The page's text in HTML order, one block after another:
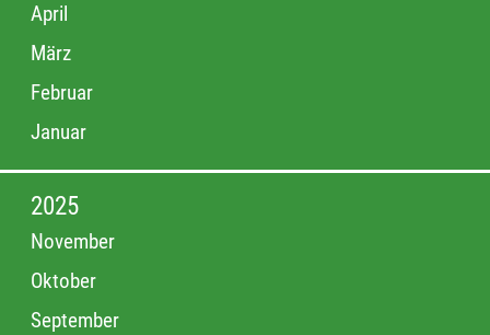
April
März
Februar
Januar
2025
November
Oktober
September